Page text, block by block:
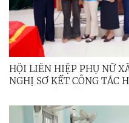
HỘI LIÊN HIỆP PHỤ NỮ
NGHỊ SƠ KẾT CÔNG TÁC
ĐOẠN 2021 – 2026